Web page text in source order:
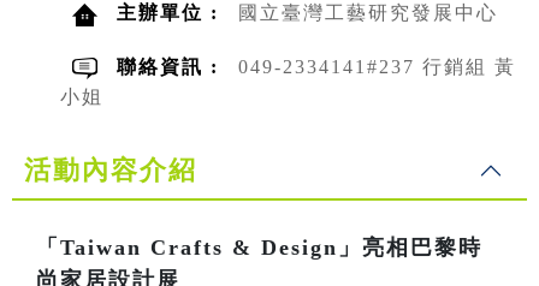
主辦單位 : 國立臺灣工藝研究發展中心
聯絡資訊 :
049-2334141#237 行銷組 黃
小姐
活動內容介紹
「Taiwan Crafts & Design」亮相巴黎時
尚家居設計展